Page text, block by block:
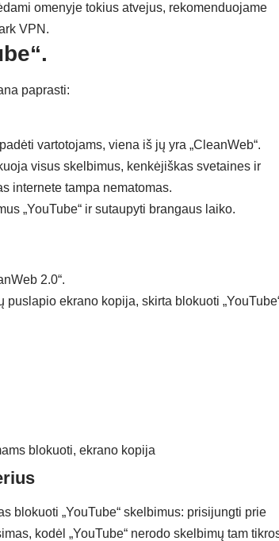
omenyje tokius atvejus, rekomenduojame
VPN.
paprasti:
vartotojams, viena iš jų yra „CleanWeb“.
visus skelbimus, kenkėjiškas svetaines ir
internete tampa nematomas.
„YouTube“ ir sutaupyti brangaus laiko.
2.0“.
blokuoti „YouTube“ skelbimus: prisijungti prie
kodėl „YouTube“ nerodo skelbimų tam